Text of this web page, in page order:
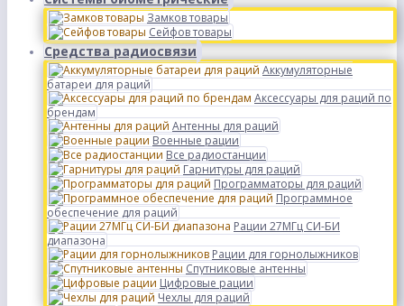
Замков товары
Сейфов товары
Средства радиосвязи
Аккумуляторные
батареи для раций
Аксессуары для раций по
брендам
Антенны для раций
Военные рации
Все радиостанции
Гарнитуры для раций
Программаторы для раций
Программное
обеспечение для раций
Рации 27МГц СИ-БИ
диапазона
Рации для горнолыжников
Спутниковые антенны
Цифровые рации
Чехлы для раций